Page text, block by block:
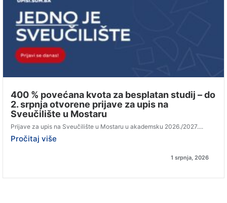
400 % povećana kvota za besplatan studij – do
2. srpnja otvorene prijave za upis na
Sveučilište u Mostaru
Prijave za upis na Sveučilište u Mostaru u akademsku 2026./2027....
Pročitaj više
1 srpnja, 2026